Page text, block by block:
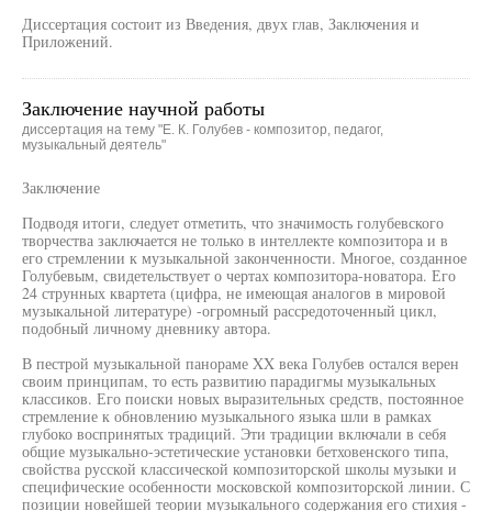
Диссертация состоит из Введения, двух глав, Заключения и
Приложений.
Заключение научной работы
диссертация на тему "Е. К. Голубев - композитор, педагог,
музыкальный деятель"
Заключение
Подводя итоги, следует отметить, что значимость голубевского
творчества заключается не только в интеллекте композитора и в
его стремлении к музыкальной законченности. Многое, созданное
Голубевым, свидетельствует о чертах композитора-новатора. Его
24 струнных квартета (цифра, не имеющая аналогов в мировой
музыкальной литературе) -огромный рассредоточенный цикл,
подобный личному дневнику автора.
В пестрой музыкальной панораме XX века Голубев остался верен
своим принципам, то есть развитию парадигмы музыкальных
классиков. Его поиски новых выразительных средств, постоянное
стремление к обновлению музыкального языка шли в рамках
глубоко воспринятых традиций. Эти традиции включали в себя
общие музыкально-эстетические установки бетховенского типа,
свойства русской классической композиторской школы музыки и
специфические особенности московской композиторской линии. С
позиции новейшей теории музыкального содержания его стихия -